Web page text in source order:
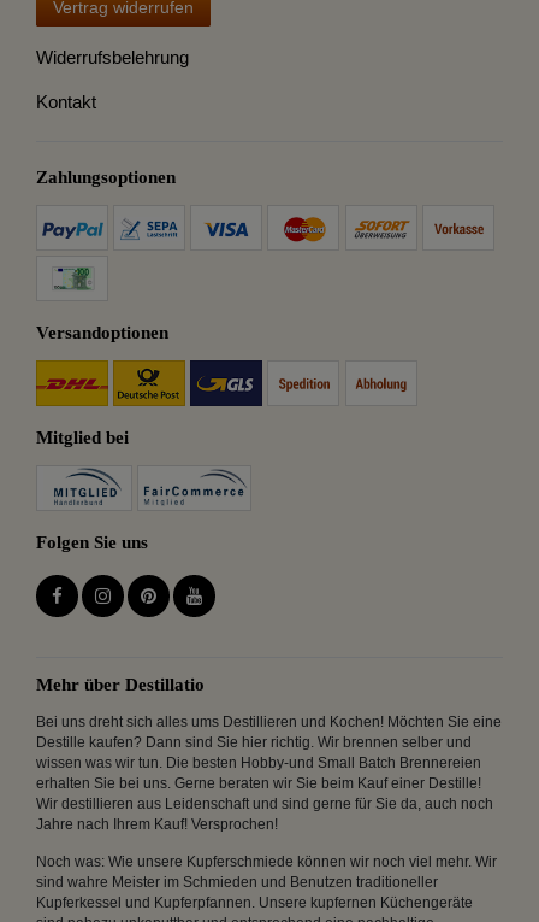
Vertrag widerrufen
Widerrufsbelehrung
Kontakt
Zahlungsoptionen
Versandoptionen
Mitglied bei
Folgen Sie uns
Mehr über Destillatio
Bei uns dreht sich alles ums Destillieren und Kochen! Möchten Sie eine
Destille kaufen? Dann sind Sie hier richtig. Wir brennen selber und
wissen was wir tun. Die besten Hobby-und Small Batch Brennereien
erhalten Sie bei uns. Gerne beraten wir Sie beim Kauf einer Destille!
Wir destillieren aus Leidenschaft und sind gerne für Sie da, auch noch
Jahre nach Ihrem Kauf! Versprochen!
Noch was: Wie unsere Kupferschmiede können wir noch viel mehr. Wir
sind wahre Meister im Schmieden und Benutzen traditioneller
Kupferkessel und Kupferpfannen. Unsere kupfernen Küchengeräte